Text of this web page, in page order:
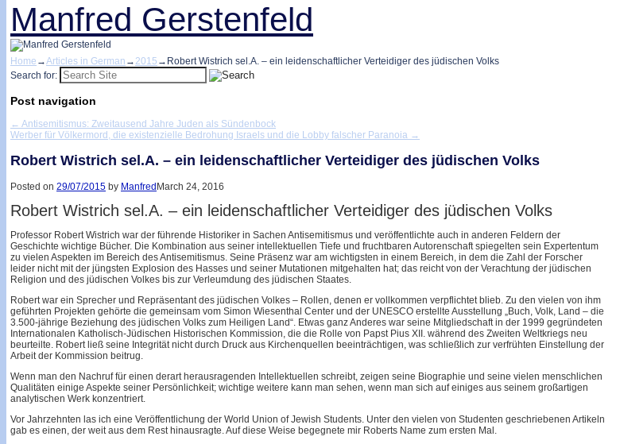
Manfred Gerstenfeld
Home →Articles in German →2015 → Robert Wistrich sel.A. – ein leidenschaftlicher Verteidiger des jüdischen Volks
Search for:
Post navigation
← Antisemitismus: Zweitausend Jahre Juden als Sündenbock
Werber für Völkermord, die existenzielle Bedrohung Israels und die Lobby falscher Paranoia →
Robert Wistrich sel.A. – ein leidenschaftlicher Verteidiger des jüdischen Volks
Posted on 29/07/2015 by Manfred March 24, 2016
Robert Wistrich sel.A. – ein leidenschaftlicher Verteidiger des jüdischen Volks
Professor Robert Wistrich war der führende Historiker in Sachen Antisemitismus und veröffentlichte auch in anderen Feldern der
Geschichte wichtige Bücher. Die Kombination aus seiner intellektuellen Tiefe und fruchtbaren Autorenschaft spiegelten sein Expertentum
zu vielen Aspekten im Bereich des Antisemitismus. Seine Präsenz war am wichtigsten in einem Bereich, in dem die Zahl der Forscher
leider nicht mit der jüngsten Explosion des Hasses und seiner Mutationen mitgehalten hat; das reicht von der Verachtung der jüdischen
Religion und des jüdischen Volkes bis zur Verleumdung des jüdischen Staates.
Robert war ein Sprecher und Repräsentant des jüdischen Volkes – Rollen, denen er vollkommen verpflichtet blieb. Zu den vielen von ihm
geführten Projekten gehörte die gemeinsam vom Simon Wiesenthal Center und der UNESCO erstellte Ausstellung „Buch, Volk, Land – die
3.500-jährige Beziehung des jüdischen Volks zum Heiligen Land“. Etwas ganz Anderes war seine Mitgliedschaft in der 1999 gegründeten
Internationalen Katholisch-Jüdischen Historischen Kommission, die die Rolle von Papst Pius XII. während des Zweiten Weltkriegs neu
beurteilte. Robert ließ seine Integrität nicht durch Druck aus Kirchenquellen beeinträchtigen, was schließlich zur verfrühten Einstellung der
Arbeit der Kommission beitrug.
Wenn man den Nachruf für einen derart herausragenden Intellektuellen schreibt, zeigen seine Biographie und seine vielen menschlichen
Qualitäten einige Aspekte seiner Persönlichkeit; wichtige weitere kann man sehen, wenn man sich auf einiges aus seinem großartigen
analytischen Werk konzentriert.
Vor Jahrzehnten las ich eine Veröffentlichung der World Union of Jewish Students. Unter den vielen von Studenten geschriebenen Artikeln
gab es einen, der weit aus dem Rest hinausragte. Auf diese Weise begegnete mir Roberts Name zum ersten Mal.